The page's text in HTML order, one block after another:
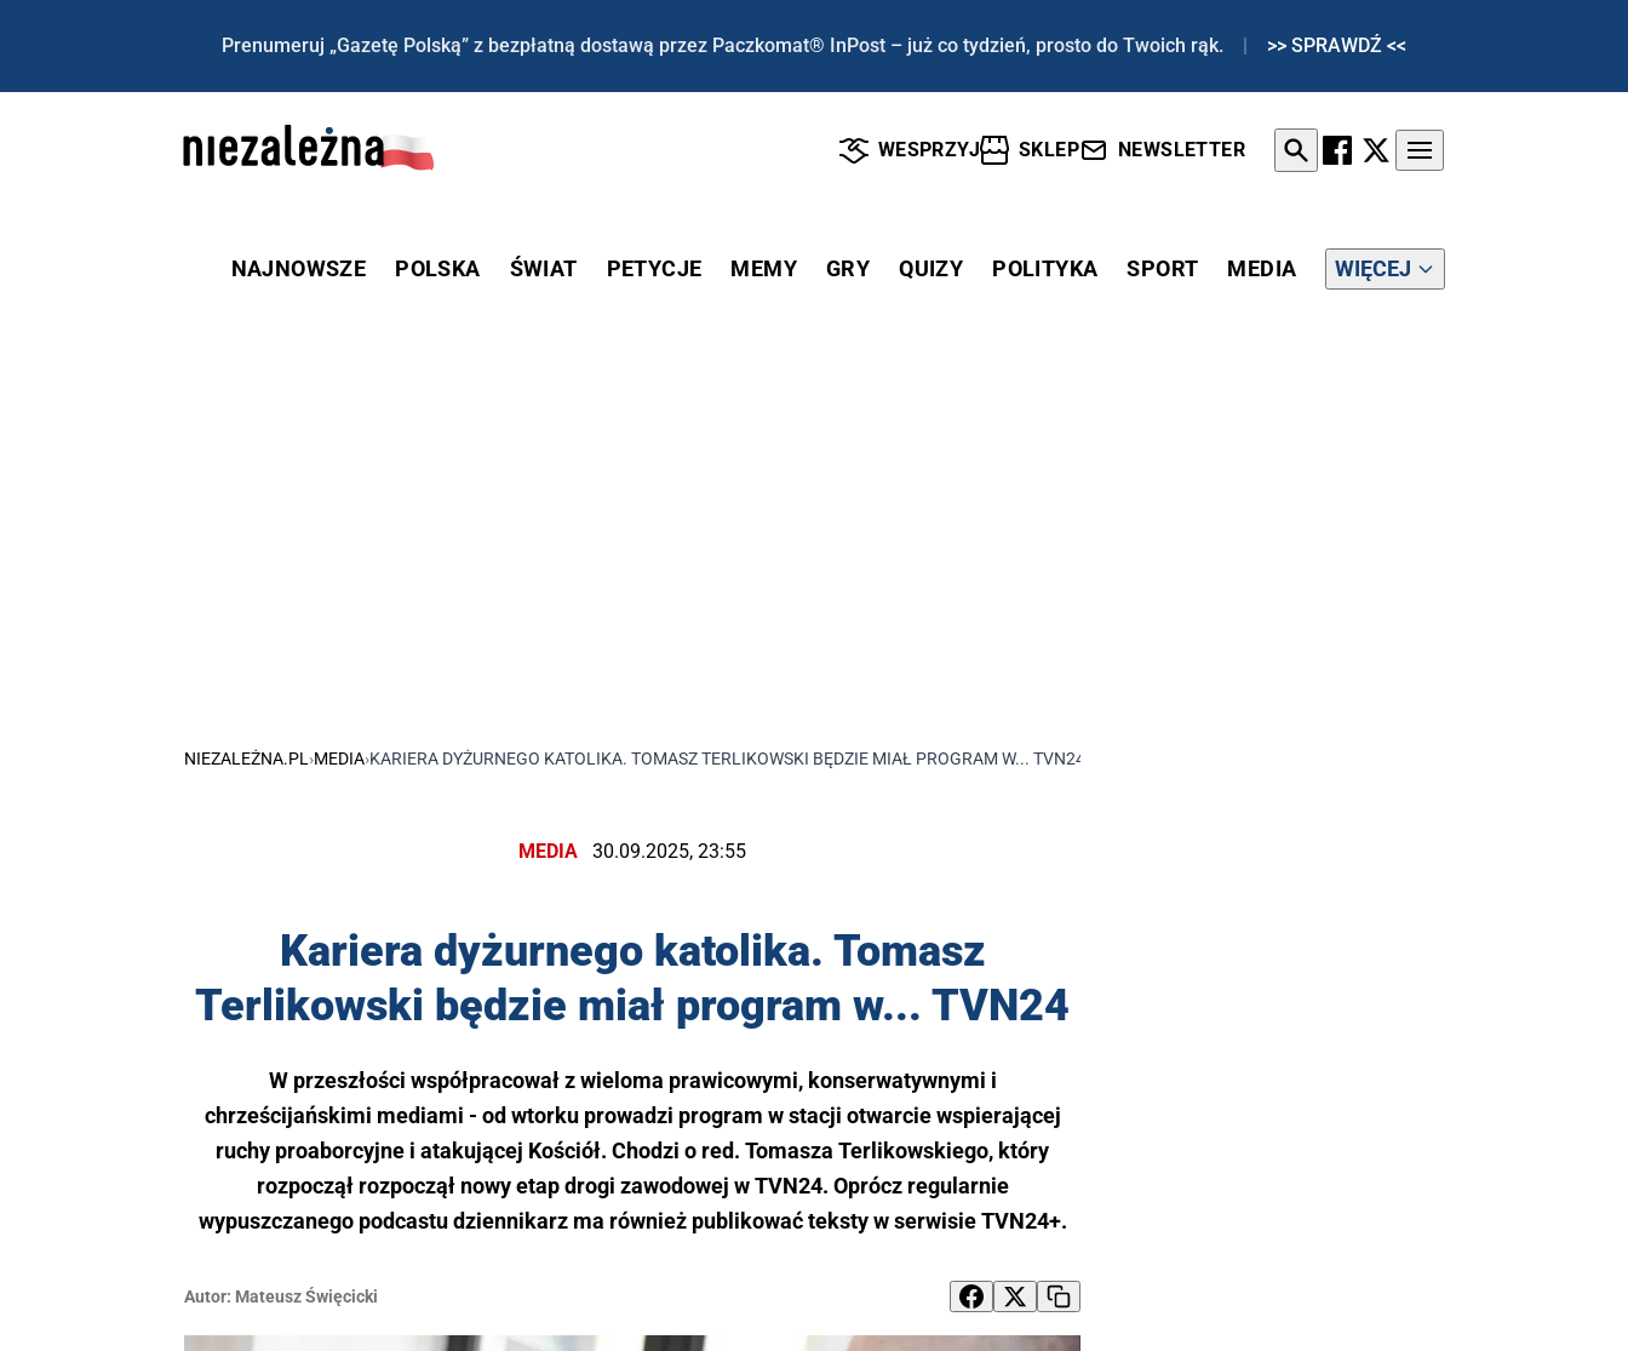
Prenumeruj „Gazetę Polską” z bezpłatną dostawą przez Paczkomat® InPost – już co tydzień, prosto do Twoich rąk. | >> SPRAWDŹ <<
WESPRZYJ SKLEP NEWSLETTER
NAJNOWSZE POLSKA ŚWIAT PETYCJE MEMY GRY QUIZY POLITYKA SPORT MEDIA WIĘCEJ
NIEZALEŻNA.PL ›MEDIA›KARIERA DYŻURNEGO KATOLIKA. TOMASZ TERLIKOWSKI BĘDZIE MIAŁ PROGRAM W... TVN24
MEDIA 30.09.2025, 23:55
Kariera dyżurnego katolika. Tomasz
Terlikowski będzie miał program w... TVN24
W przeszłości współpracował z wieloma prawicowymi, konserwatywnymi i
chrześcijańskimi mediami - od wtorku prowadzi program w stacji otwarcie wspierającej
ruchy proaborcyjne i atakującej Kościół. Chodzi o red. Tomasza Terlikowskiego, który
rozpoczął rozpoczął nowy etap drogi zawodowej w TVN24. Oprócz regularnie
wypuszczanego podcastu dziennikarz ma również publikować teksty w serwisie TVN24+.
Autor: Mateusz Święcicki